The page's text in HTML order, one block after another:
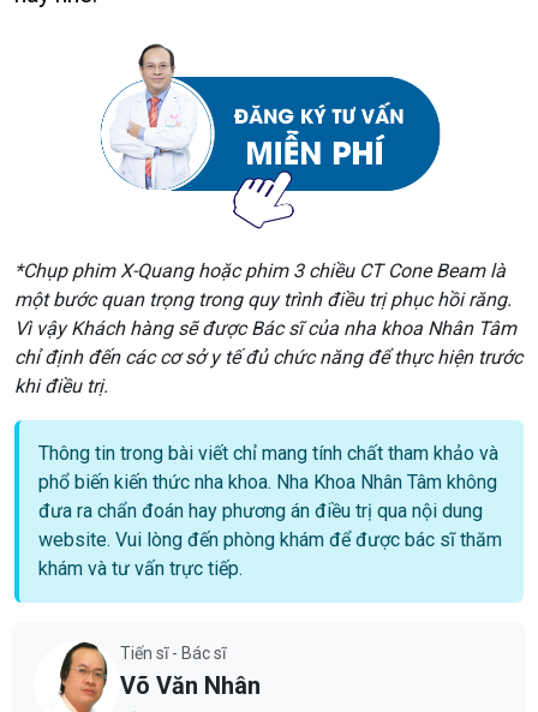
*Chụp phim X-Quang hoặc phim 3 chiều CT Cone Beam là
một bước quan trọng trong quy trình điều trị phục hồi răng.
Vì vậy Khách hàng sẽ được Bác sĩ của nha khoa Nhân Tâm
chỉ định đến các cơ sở y tế đủ chức năng để thực hiện trước
khi điều trị.
Thông tin trong bài viết chỉ mang tính chất tham khảo và
phổ biến kiến thức nha khoa. Nha Khoa Nhân Tâm không
đưa ra chẩn đoán hay phương án điều trị qua nội dung
website. Vui lòng đến phòng khám để được bác sĩ thăm
khám và tư vấn trực tiếp.
Tiến sĩ - Bác sĩ
Võ Văn Nhân